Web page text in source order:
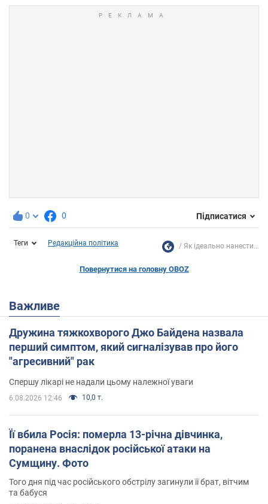
0 0 Підписатися
Теги Редакційна політика Як ідеально нанести...
Повернутися на головну OBOZ
Важливе
Дружина тяжкохворого Джо Байдена назвала
перший симптом, який сигналізував про його
"агресивний" рак
Спершу лікарі не надали цьому належної уваги
6.08.2026 12:46 10,0 т.
Її вбила Росія: померла 13-річна дівчинка,
поранена внаслідок російської атаки на
Сумщину. Фото
Того дня під час російського обстрілу загинули її брат, вітчим
та бабуся